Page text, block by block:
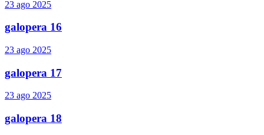
23 ago 2025
galopera 16
23 ago 2025
galopera 17
23 ago 2025
galopera 18